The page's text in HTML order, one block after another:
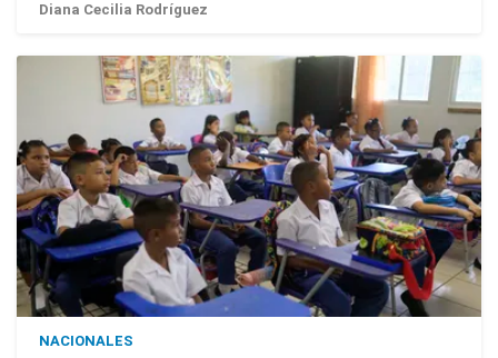
Diana Cecilia Rodríguez
NACIONALES